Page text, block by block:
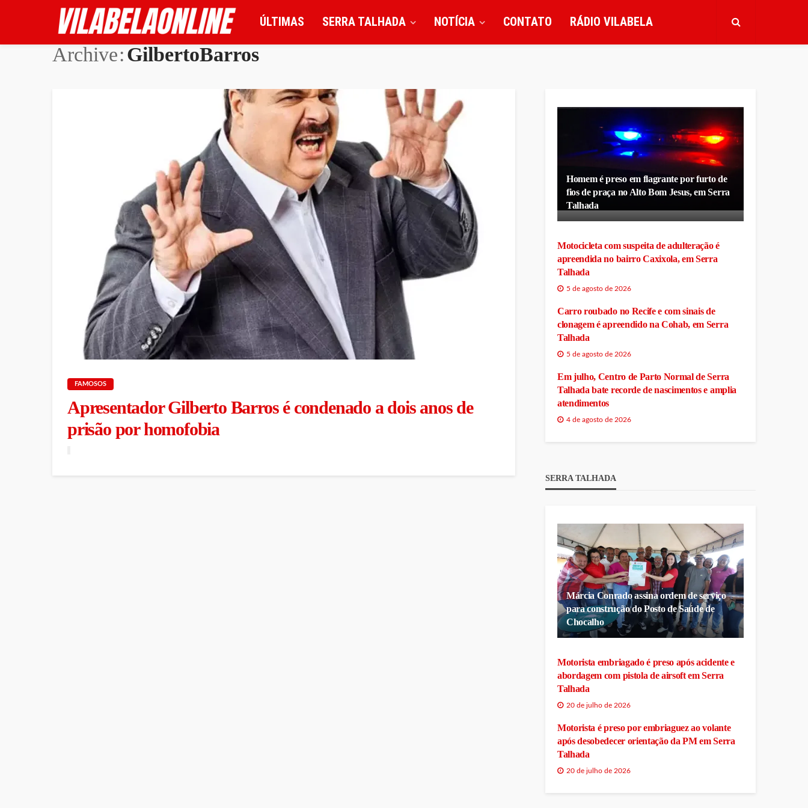
ÚLTIMAS SERRA TALHADA NOTÍCIA CONTATO RÁDIO VILABELA
Archive GilbertoBarros
FAMOSOS
Apresentador Gilberto Barros é condenado a dois anos de
prisão por homofobia
Homem é preso em flagrante por furto de
fios de praça no Alto Bom Jesus, em Serra
Talhada
Motocicleta com suspeita de adulteração é
apreendida no bairro Caxixola, em Serra
Talhada
5 de agosto de 2026
Carro roubado no Recife e com sinais de
clonagem é apreendido na Cohab, em Serra
Talhada
5 de agosto de 2026
Em julho, Centro de Parto Normal de Serra
Talhada bate recorde de nascimentos e amplia
atendimentos
4 de agosto de 2026
SERRA TALHADA
Márcia Conrado assina ordem de serviço
para construção do Posto de Saúde de
Chocalho
Motorista embriagado é preso após acidente e
abordagem com pistola de airsoft em Serra
Talhada
20 de julho de 2026
Motorista é preso por embriaguez ao volante
após desobedecer orientação da PM em Serra
Talhada
20 de julho de 2026